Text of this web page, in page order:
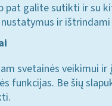
pat galite sutikti ir su
ir
svetainės veikimui ir
funkcijas. Be šių